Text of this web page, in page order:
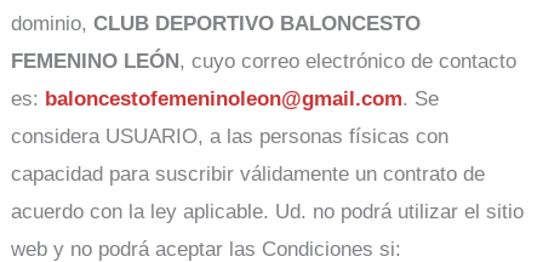
dominio,CLUB DEPORTIVO BALONCESTO
FEMENINO LEÓN, cuyo correo electrónico de contacto
es: baloncestofemeninoleon@gmail.com. Se
considera USUARIO, a las personas físicas con
capacidad para suscribir válidamente un contrato de
acuerdo con la ley aplicable. Ud. no podrá utilizar el sitio
web y no podrá aceptar las Condiciones si: